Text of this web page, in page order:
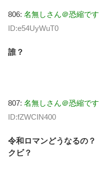
806: 名無しさん＠恐縮です
ID:e54UyWuT0
誰？
807: 名無しさん＠恐縮です
ID:fZWCIN400
令和ロマンどうなるの？
クビ？